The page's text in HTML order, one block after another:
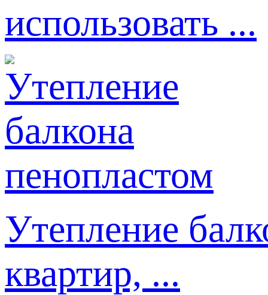
использовать ...
Утепление
квартир, ...